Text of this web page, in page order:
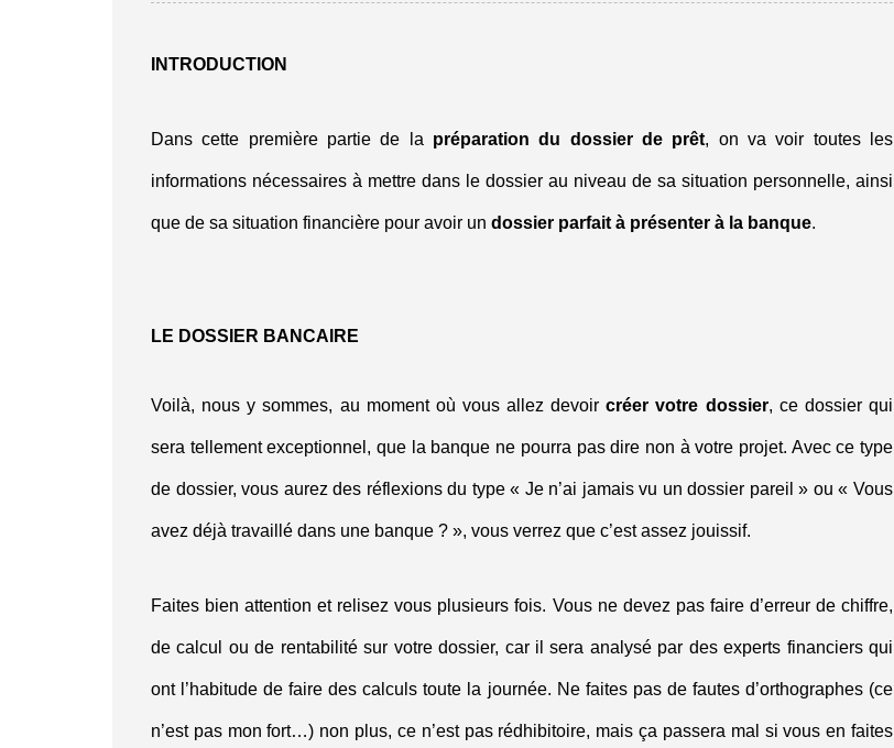
INTRODUCTION
Dans cette première partie de la préparation du dossier de prêt, on va voir toutes les
informations nécessaires à mettre dans le dossier au niveau de sa situation personnelle, ainsi
que de sa situation financière pour avoir un dossier parfait à présenter à la banque.
LE DOSSIER BANCAIRE
Voilà, nous y sommes, au moment où vous allez devoircréer votre dossier, ce dossier qui
sera tellement exceptionnel, que la banque ne pourra pas dire non à votre projet. Avec ce type
de dossier, vous aurez des réflexions du type « Je n’ai jamais vu un dossier pareil » ou « Vous
avez déjà travaillé dans une banque ? », vous verrez que c’est assez jouissif.
Faites bien attention et relisez vous plusieurs fois. Vous ne devez pas faire d’erreur de chiffre,
de calcul ou de rentabilité sur votre dossier, car il sera analysé par des experts financiers qui
ont l’habitude de faire des calculs toute la journée. Ne faites pas de fautes d’orthographes (ce
n’est pas mon fort…) non plus, ce n’est pas rédhibitoire, mais ça passera mal si vous en faites